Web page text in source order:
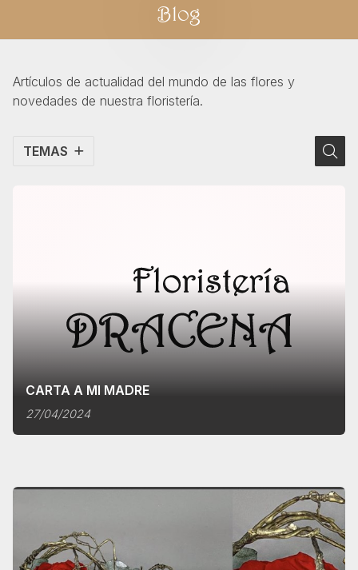
Blog
Artículos de actualidad del mundo de las flores y
novedades de nuestra floristería.
TEMAS
CARTA A MI MADRE
27/04/2024